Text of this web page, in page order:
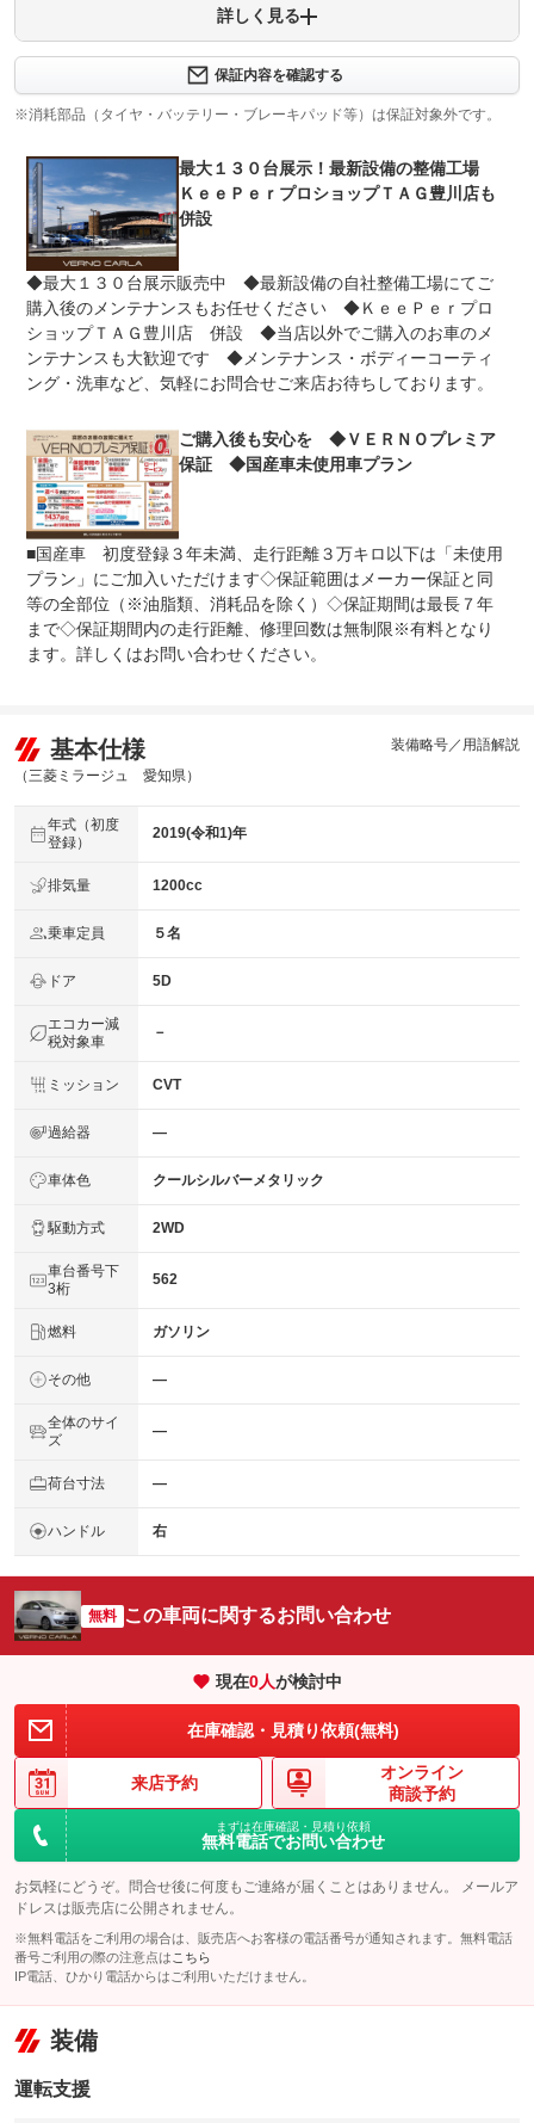
上限金額 -
免責金 無し
保証修理
受付先
-
法定整備
整備付 法定12ヶ月または法定24ヶ月点検整備付
※車検なし・車検整備付の場合は法定24ヶ月点検整備付
※商用車は6ヶ月または12ヶ月点検整備付
法定整備
納車までに弊社または提携工場にて法定点検を実施いたし
詳しく見る
保証内容を確認する
※消耗部品（タイヤ・バッテリー・ブレーキパッド等）は保証対象外です。
最大１３０台展示！最新設備の整備工場
ＫｅｅＰｅｒプロショップＴＡＧ豊川店も
併設
◆最大１３０台展示販売中 ◆最新設備の自社整備工場にてご
購入後のメンテナンスもお任せください ◆ＫｅｅＰｅｒプロ
ショップＴＡＧ豊川店 併設 ◆当店以外でご購入のお車のメ
ンテナンスも大歓迎です ◆メンテナンス・ボディーコーティ
ング・洗車など、気軽にお問合せご来店お待ちしております。
ご購入後も安心を ◆ＶＥＲＮＯプレミア
保証 ◆国産車未使用車プラン
■国産車 初度登録３年未満、走行距離３万キロ以下は「未使用
プラン」にご加入いただけます◇保証範囲はメーカー保証と同
等の全部位（※油脂類、消耗品を除く）◇保証期間は最長７年
まで◇保証期間内の走行距離、修理回数は無制限※有料となり
ます。詳しくはお問い合わせください。
基本仕様
（三菱ミラージュ 愛知県）
装備略号／用語解説
年式（初度
登録）
2019(令和1)年
排気量 1200cc
乗車定員 ５名
ドア 5D
エコカー減
税対象車
－
ミッション CVT
過給器 ―
車体色 クールシルバーメタリック
駆動方式 2WD
車台番号下
3桁
562
燃料 ガソリン
その他 ―
全体のサイ
ズ
―
荷台寸法 ―
ハンドル 右
無料 この車両に関するお問い合わせ
現在0人が検討中
在庫確認・見積り依頼(無料)
来店予約
オンライン
商談予約
まずは在庫確認・見積り依頼
無料電話でお問い合わせ
お気軽にどうぞ。問合せ後に何度もご連絡が届くことはありません。 メールア
ドレスは販売店に公開されません。
※無料電話をご利用の場合は、販売店へお客様の電話番号が通知されます。無料電話
番号ご利用の際の注意点は こちら
IP電話、ひかり電話からはご利用いただけません。
装備
運転支援